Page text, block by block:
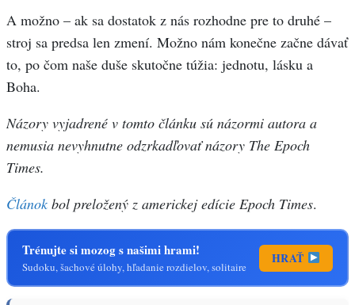
A možno – ak sa dostatok z nás rozhodne pre to druhé –
stroj sa predsa len zmení. Možno nám konečne začne dávať
to, po čom naše duše skutočne túžia: jednotu, lásku a
Boha.
Názory vyjadrené v tomto článku sú názormi autora a
nemusia nevyhnutne odzrkadľovať názory The Epoch
Times.
Článok bol preložený z americkej edície Epoch Times.
Trénujte si mozog s našimi hrami!
Sudoku, šachové úlohy, hľadanie rozdielov, solitaire
HRAŤ